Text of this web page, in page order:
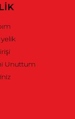
Unuttum